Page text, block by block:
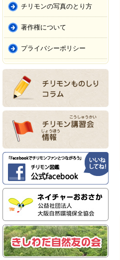
チリモンの写真のとり方
著作権について
プライバシーポリシー